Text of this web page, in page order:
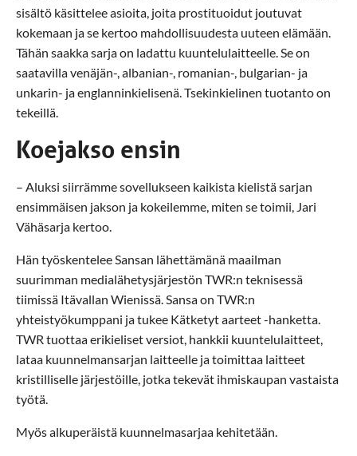
sisältö käsittelee asioita, joita prostituoidut joutuvat
kokemaan ja se kertoo mahdollisuudesta uuteen elämään.
Tähän saakka sarja on ladattu kuuntelulaitteelle. Se on
saatavilla venäjän-, albanian-, romanian-, bulgarian- ja
unkarin- ja englanninkielisenä. Tsekinkielinen tuotanto on
tekeillä.
Koejakso ensin
– Aluksi siirrämme sovellukseen kaikista kielistä sarjan
ensimmäisen jakson ja kokeilemme, miten se toimii, Jari
Vähäsarja kertoo.
Hän työskentelee Sansan lähettämänä maailman
suurimman medialähetysjärjestön TWR:n teknisessä
tiimissä Itävallan Wienissä. Sansa on TWR:n
yhteistyökumppani ja tukee Kätketyt aarteet -hanketta.
TWR tuottaa erikieliset versiot, hankkii kuuntelulaitteet,
lataa kuunnelmansarjan laitteelle ja toimittaa laitteet
kristilliselle järjestöille, jotka tekevät ihmiskaupan vastaista
työtä.
Myös alkuperäistä kuunnelmasarjaa kehitetään.